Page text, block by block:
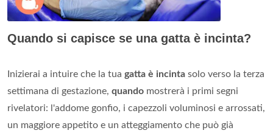
Quando si capisce se una gatta è incinta?
Inizierai a intuire che la tua gatta è incinta solo verso la terza
settimana di gestazione, quando mostrerà i primi segni
rivelatori: l'addome gonfio, i capezzoli voluminosi e arrossati,
un maggiore appetito e un atteggiamento che può già